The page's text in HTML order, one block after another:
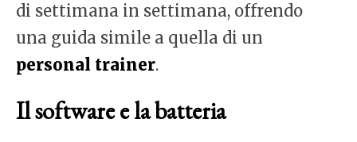
di settimana in settimana, offrendo
una guida simile a quella di un
personal trainer.
Il software e la batteria